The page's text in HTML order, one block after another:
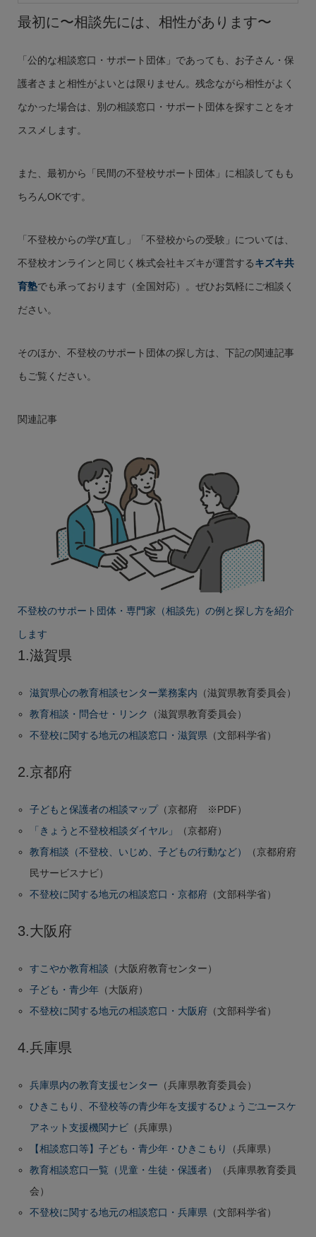
最初に〜相談先には、相性があります〜
「公的な相談窓口・サポート団体」であっても、お子さん・保
護者さまと相性がよいとは限りません。残念ながら相性がよく
なかった場合は、別の相談窓口・サポート団体を探すことをオ
ススメします。
また、最初から「民間の不登校サポート団体」に相談してもも
ちろんOKです。
「不登校からの学び直し」「不登校からの受験」については、
不登校オンラインと同じく株式会社キズキが運営するキズキ共
育塾でも承っております（全国対応）。ぜひお気軽にご相談く
ださい。
そのほか、不登校のサポート団体の探し方は、下記の関連記事
もご覧ください。
関連記事
不登校のサポート団体・専門家（相談先）の例と探し方を紹介
します
1.滋賀県
滋賀県心の教育相談センター業務案内 （滋賀県教育委員会）
教育相談・問合せ・リンク
（滋賀県教育委員会）
不登校に関する地元の相談窓口・滋賀県 （文部科学省）
2.京都府
子どもと保護者の相談マップ（京都府 ※PDF）
「きょうと不登校相談ダイヤル」
（京都府）
教育相談（不登校、いじめ、子どもの行動など）
（京都府府
民サービスナビ）
不登校に関する地元の相談窓口・京都府 （文部科学省）
3.大阪府
すこやか教育相談 （大阪府教育センター）
子ども・青少年 （大阪府）
不登校に関する地元の相談窓口・大阪府 （文部科学省）
4.兵庫県
兵庫県内の教育支援センター （兵庫県教育委員会）
ひきこもり、不登校等の青少年を支援するひょうごユースケ
アネット支援機関ナビ （兵庫県）
【相談窓口等】子ども・青少年・ひきこもり
（兵庫県）
教育相談窓口一覧（児童・生徒・保護者）
（兵庫県教育委員
会）
不登校に関する地元の相談窓口・兵庫県 （文部科学省）